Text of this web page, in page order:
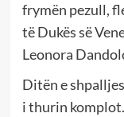
frymën pezull,
të Dukës së
Leonora
Ditën e
i thurin